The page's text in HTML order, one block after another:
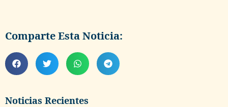
Noticias Recientes
Comparte Esta Noticia: